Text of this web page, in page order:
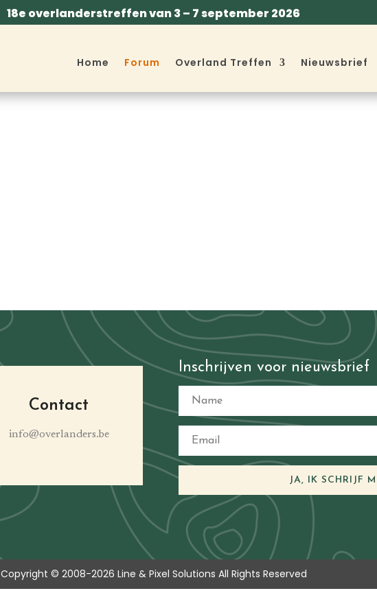
18e overlanderstreffen van 3 – 7 september 2026
Home Forum Overland Treffen Nieuwsbrief
Contact
info@overlanders.be
Inschrijven voor nieuwsbrief
JA, IK SCHRIJF
Copyright © 2008-2026 Line & Pixel Solutions All Rights Reserved